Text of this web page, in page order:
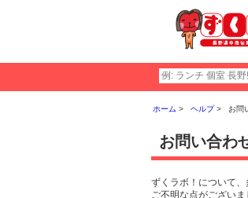
ホーム ヘルプ お問
お問い合わ
ずくラボ！について
ご不明な点がござい